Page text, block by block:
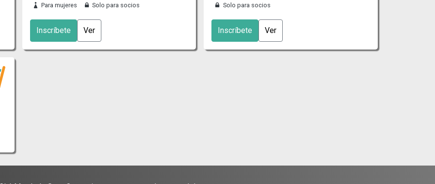
Para mujeres
Solo para socios
Inscríbete Ver
Solo para socios
Inscríbete Ver